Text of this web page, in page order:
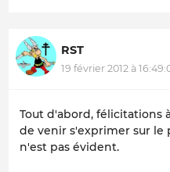
RST
19 février 2012 à
Tout d'abord, félicitations
de venir s'exprimer sur le
n'est pas évident.